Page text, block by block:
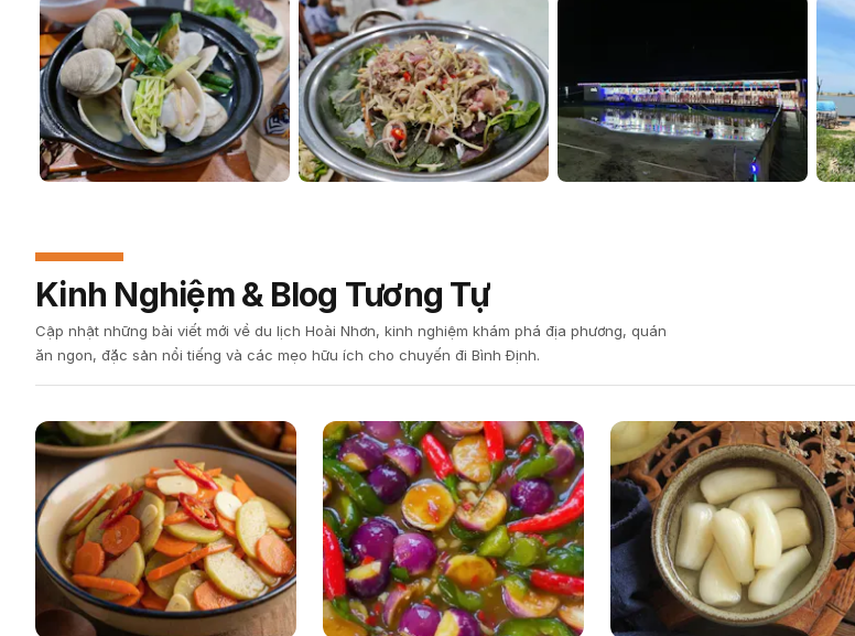
Kinh Nghiệm & Blog Tương Tự
Cập nhật những bài viết mới về du lịch Hoài Nhơn, kinh nghiệm khám phá địa phương, quán
ăn ngon, đặc sản nổi tiếng và các mẹo hữu ích cho chuyến đi Bình Định.